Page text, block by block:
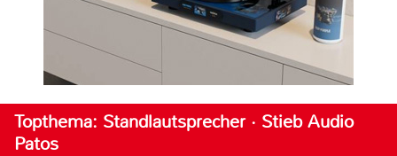
Topthema: Standlautsprecher · Stieb Audio
Patos